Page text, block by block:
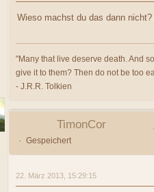
Wieso machst du das dann nicht?
"Many that live deserve death. And
give it to them? Then do not be too
- J.R.R. Tolkien
TimonCor
Gespeichert
22. März 2013, 15:29:15